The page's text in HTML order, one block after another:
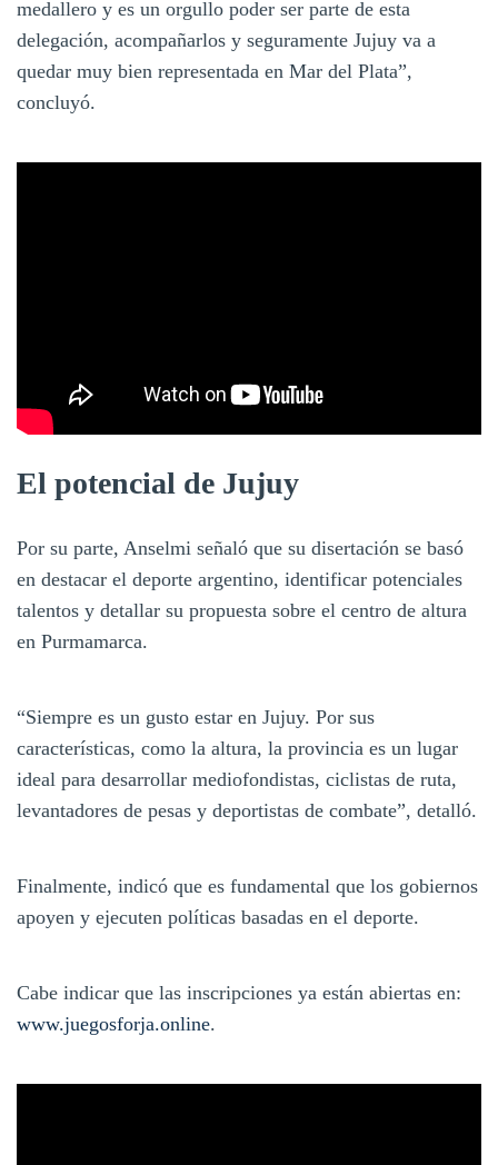
medallero y es un orgullo poder ser parte de esta
delegación, acompañarlos y seguramente Jujuy va a
quedar muy bien representada en Mar del Plata”,
concluyó.
El potencial de Jujuy
Por su parte, Anselmi señaló que su disertación se basó
en destacar el deporte argentino, identificar potenciales
talentos y detallar su propuesta sobre el centro de altura
en Purmamarca.
“Siempre es un gusto estar en Jujuy. Por sus
características, como la altura, la provincia es un lugar
ideal para desarrollar mediofondistas, ciclistas de ruta,
levantadores de pesas y deportistas de combate”, detalló.
Finalmente, indicó que es fundamental que los gobiernos
apoyen y ejecuten políticas basadas en el deporte.
Cabe indicar que las inscripciones ya están abiertas en:
www.juegosforja.online.